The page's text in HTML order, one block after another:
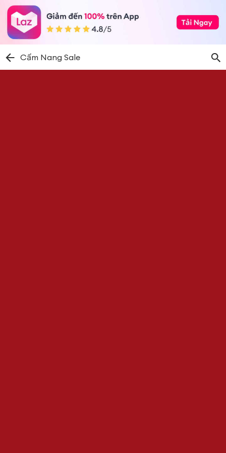
Cẩm Nang Sale